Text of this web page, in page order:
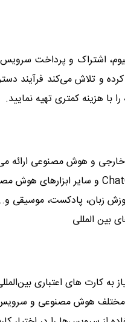
اشتراک و پرداخت
با هزینه کمتری تهیه نمایید.
و هوش مصنوعی ارائه
زبان، پادکست، موسیقی
بین المللی
به کارت های اعتباری